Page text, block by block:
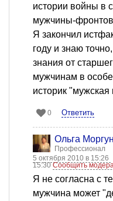
истории войны в
мужчины-
Я закончил
году и знаю
знания от
мужчинам в
историк
0 Ответить
Ольга Моргун
Профессионал
5 октября 2010 в 15:26
15:30Сообщить
Я не согласна с
мужчина может